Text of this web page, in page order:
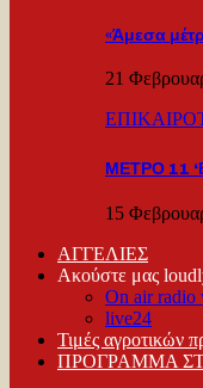
«Άμεσα
21
ΜΕΤΡΟ 11
15
ΑΓΓΕΛΙΕΣ
Ακούστε μας
On air radio
live24
Τιμές αγροτικών
ΠΡΟΓΡΑΜΜΑ